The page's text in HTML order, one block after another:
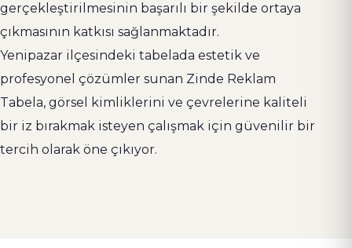
gerçekleştirilmesinin başarılı bir şekilde ortaya
çıkmasının katkısı sağlanmaktadır.
Yenipazar ilçesindeki tabelada estetik ve
profesyonel çözümler sunan Zinde Reklam
Tabela, görsel kimliklerini ve çevrelerine kaliteli
bir iz bırakmak isteyen çalışmak için güvenilir bir
tercih olarak öne çıkıyor.